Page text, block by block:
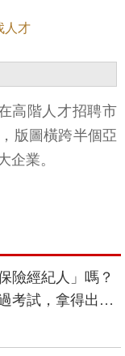
人才
高階人才招聘市
版圖橫跨半個亞
企業。
險經紀人」嗎？
考試，拿得出國